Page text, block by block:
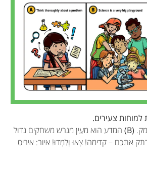
צעירים.
(B)
המדע הוא מעֵין מגרש משחקים גדול
אתכם – קדימה! צְאוּ וְלִמְדוּ! איור: איריס